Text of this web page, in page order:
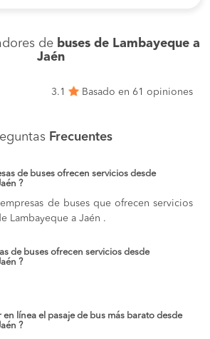
de buses de Lambayeque a
Jaén
3.1 Basado en 61 opiniones
Frecuentes
de buses ofrecen servicios desde
?
de buses que ofrecen servicios
Lambayeque a Jaén .
de buses ofrecen servicios desde
?
línea el pasaje de bus más barato desde
?